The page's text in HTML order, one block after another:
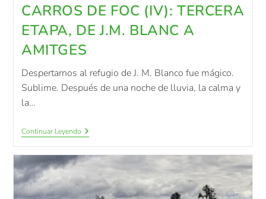
CARROS DE FOC (IV): TERCERA
ETAPA, DE J.M. BLANC A
AMITGES
Despertarnos al refugio de J. M. Blanco fue mágico.
Sublime. Después de una noche de lluvia, la calma y
la…
Continuar Leyendo